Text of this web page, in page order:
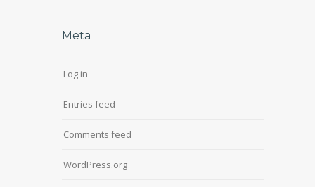
Meta
Log in
Entries feed
Comments feed
WordPress.org